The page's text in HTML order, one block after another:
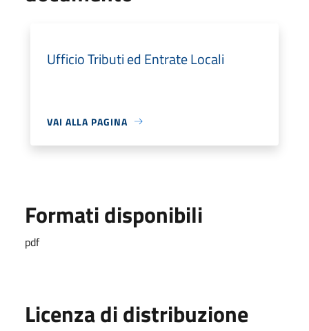
Ufficio Tributi ed Entrate Locali
VAI ALLA PAGINA
Formati disponibili
pdf
Licenza di distribuzione